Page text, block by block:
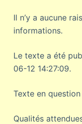
Il n’y a aucune
informations.
Le texte a été
06-12 14:27:09.
Texte en question
Qualités